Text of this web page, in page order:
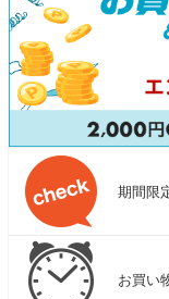
期間限
お買い